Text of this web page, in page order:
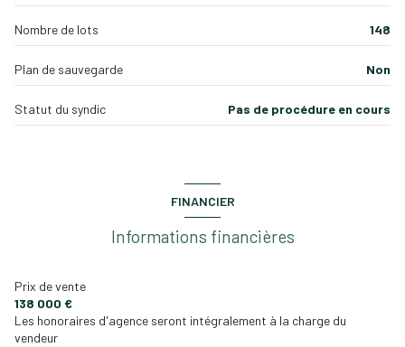
Nombre de lots 148
Plan de sauvegarde Non
Statut du syndic Pas de procédure en cours
FINANCIER
Informations financières
Prix de vente
138 000 €
Les honoraires d'agence seront intégralement à la charge du
vendeur